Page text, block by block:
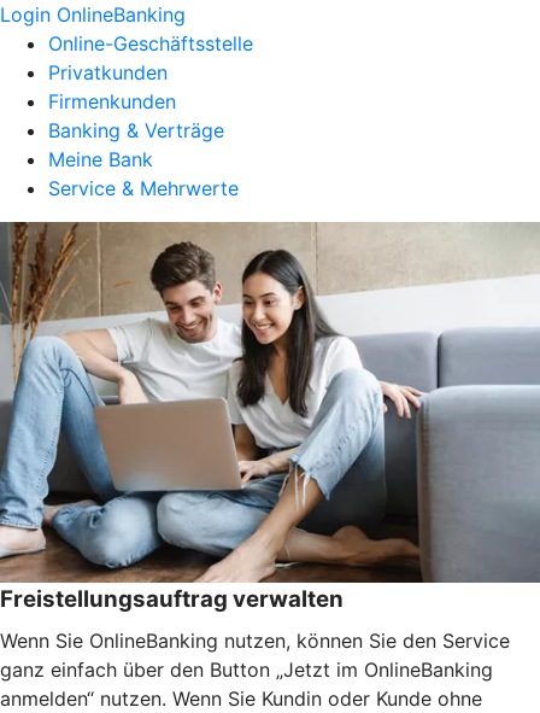
Login OnlineBanking
Online-Geschäftsstelle
Privatkunden
Firmenkunden
Banking & Verträge
Meine Bank
Service & Mehrwerte
Freistellungsauftrag verwalten
Wenn Sie OnlineBanking nutzen, können Sie den Service
ganz einfach über den Button „Jetzt im OnlineBanking
anmelden“ nutzen. Wenn Sie Kundin oder Kunde ohne